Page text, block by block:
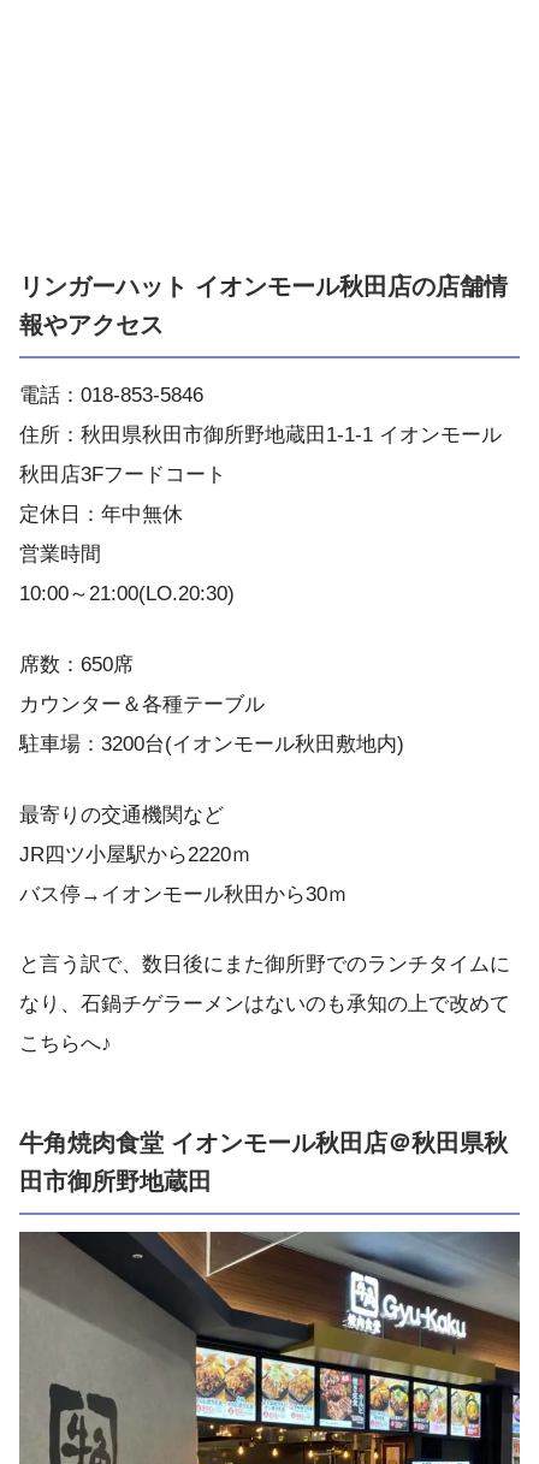
リンガーハット イオンモール秋田店の店舗情
報やアクセス
電話：018-853-5846
住所：秋田県秋田市御所野地蔵田1-1-1 イオンモール
秋田店3Fフードコート
定休日：年中無休
営業時間
10:00～21:00(LO.20:30)
席数：650席
カウンター＆各種テーブル
駐車場：3200台(イオンモール秋田敷地内)
最寄りの交通機関など
JR四ツ小屋駅から2220ｍ
バス停→イオンモール秋田から30ｍ
と言う訳で、数日後にまた御所野でのランチタイムに
なり、石鍋チゲラーメンはないのも承知の上で改めて
こちらへ♪
牛角焼肉食堂 イオンモール秋田店＠秋田県秋
田市御所野地蔵田